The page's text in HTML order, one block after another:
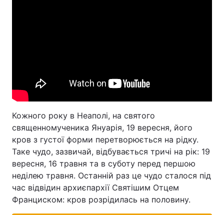
Кожного року в Неаполі, на святого
священномученика Януарія, 19 вересня, його
кров з густої форми перетворюється на рідку.
Таке чудо, зазвичай, відбувається тричі на рік: 19
вересня, 16 травня та в суботу перед першою
неділею травня. Останній раз це чудо сталося під
час відвідин архиєпархії Святішим Отцем
Франциском: кров розрідилась на половину.